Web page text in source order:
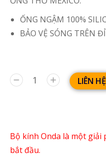
ỐNG NGẬM 100%
BẢO VỆ SÓNG TRÊN
LIÊN HỆ
Bộ kính Onda là một
bắt đầu.